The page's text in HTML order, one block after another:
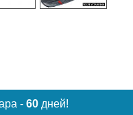
- 60 дней!